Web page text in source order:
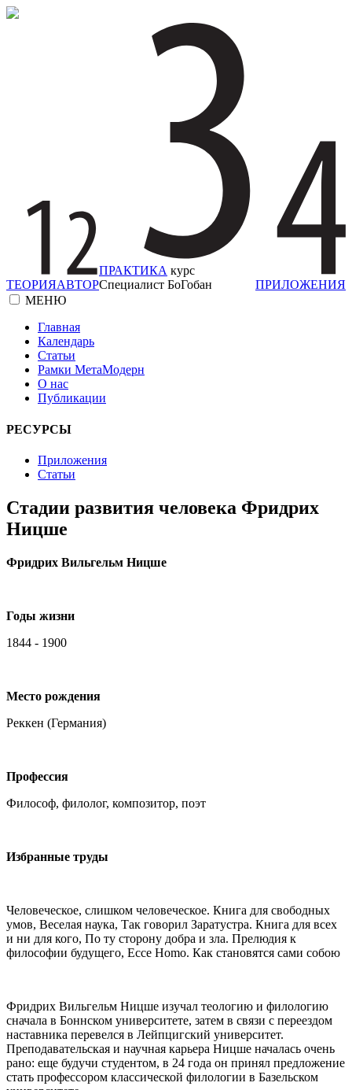
ТЕОРИЯАВТОР
ПРАКТИКА курс
Специалист БоГобан
ПРИЛОЖЕНИЯ
МЕНЮ
Главная
Календарь
Статьи
Рамки МетаМодерн
О нас
Публикации
РЕСУРСЫ
Приложения
Статьи
Стадии развития человека Фридрих
Ницше
Фридрих Вильгельм Ницше
Годы жизни
1844 - 1900
Место рождения
Реккен (Германия)
Профессия
Философ, филолог, композитор, поэт
Избранные труды
Человеческое, слишком человеческое. Книга для свободных
умов, Веселая наука, Так говорил Заратустра. Книга для всех
и ни для кого, По ту сторону добра и зла. Прелюдия к
философии будущего, Ecce Homo. Как становятся сами собою
Фридрих Вильгельм Ницше изучал теологию и филологию
сначала в Боннском университете, затем в связи с переездом
наставника перевелся в Лейпцигский университет.
Преподавательская и научная карьера Ницше началась очень
рано: еще будучи студентом, в 24 года он принял предложение
стать профессором классической филологии в Базельском